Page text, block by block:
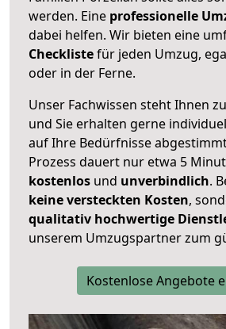
werden. Eine professionelle
dabei helfen. Wir bieten eine
Checklistefür jeden Umzug,
oder in der Ferne.
Unser Fachwissen steht Ihnen
und Sie erhalten gerne
auf Ihre Bedürfnisse
Prozess dauert nur etwa 5
kostenlos und unverbindlich.
keine versteckten Kosten,
qualitativ hochwertige
unserem Umzugspartner zum
Kostenlose Angebote